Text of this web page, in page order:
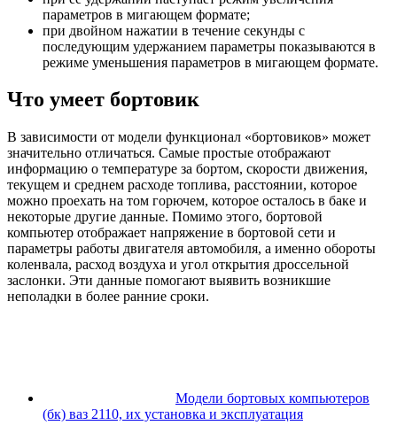
параметров в мигающем формате;
при двойном нажатии в течение секунды с
последующим удержанием параметры показываются в
режиме уменьшения параметров в мигающем формате.
Что умеет бортовик
В зависимости от модели функционал «бортовиков» может
значительно отличаться. Самые простые отображают
информацию о температуре за бортом, скорости движения,
текущем и среднем расходе топлива, расстоянии, которое
можно проехать на том горючем, которое осталось в баке и
некоторые другие данные. Помимо этого, бортовой
компьютер отображает напряжение в бортовой сети и
параметры работы двигателя автомобиля, а именно обороты
коленвала, расход воздуха и угол открытия дроссельной
заслонки. Эти данные помогают выявить возникшие
неполадки в более ранние сроки.
Модели бортовых компьютеров
(бк) ваз 2110, их установка и эксплуатация